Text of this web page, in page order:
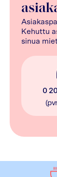
Kehuttu
sinua
0